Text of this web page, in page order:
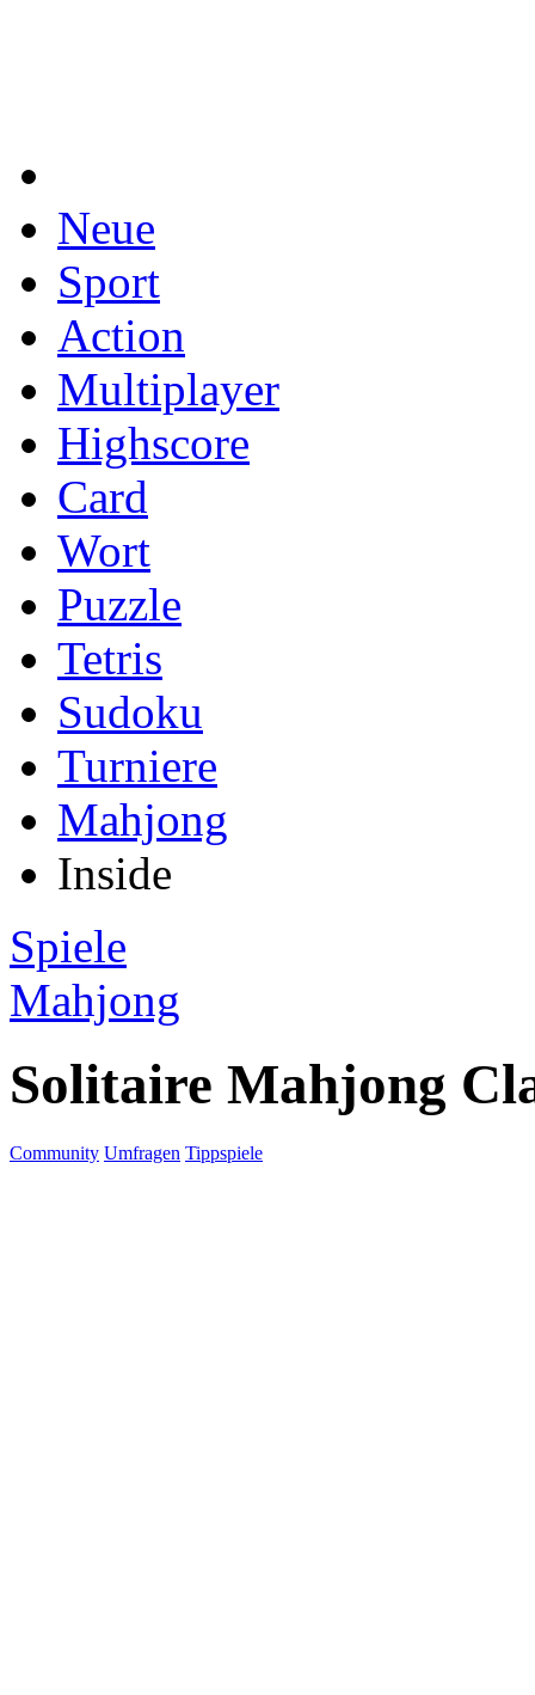
Neue
Sport
Action
Multiplayer
Highscore
Card
Wort
Puzzle
Tetris
Sudoku
Turniere
Mahjong
Inside
Spiele
Mahjong
Solitaire Mahjong
Community Umfragen Tippspiele